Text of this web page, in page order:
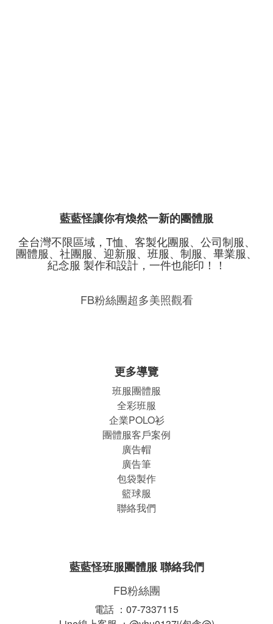
藍藍怪讓你有煥然一新的團體服
全台灣不限區域，T恤、客製化團服、公司制服、
團體服、社團服、迎新服、班服、制服、畢業服、
紀念服 製作和設計，一件也能印！！
FB粉絲團超多美照觀看
更多導覽
班服團體服
全彩班服
企業POLO衫
團體服客戶案例
廣告帽
廣告筆
包袋製作
籃球服
聯絡我們
藍藍怪班服團體服 聯絡我們
FB粉絲團
電話 ：07-7337115